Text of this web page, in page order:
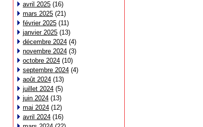
avril 2025 (16)
mars 2025 (21)
février 2025 (11)
janvier 2025 (13)
décembre 2024 (4)
novembre 2024 (3)
octobre 2024 (10)
septembre 2024 (4)
août 2024 (13)
juillet 2024 (5)
juin 2024 (13)
mai 2024 (12)
avril 2024 (16)